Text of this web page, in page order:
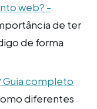
web? -
de ter
de forma
Guia completo
diferentes